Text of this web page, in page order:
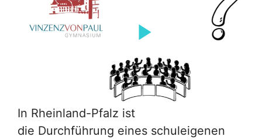
In Rheinland-Pfalz ist
die Durchführung eines schuleigenen